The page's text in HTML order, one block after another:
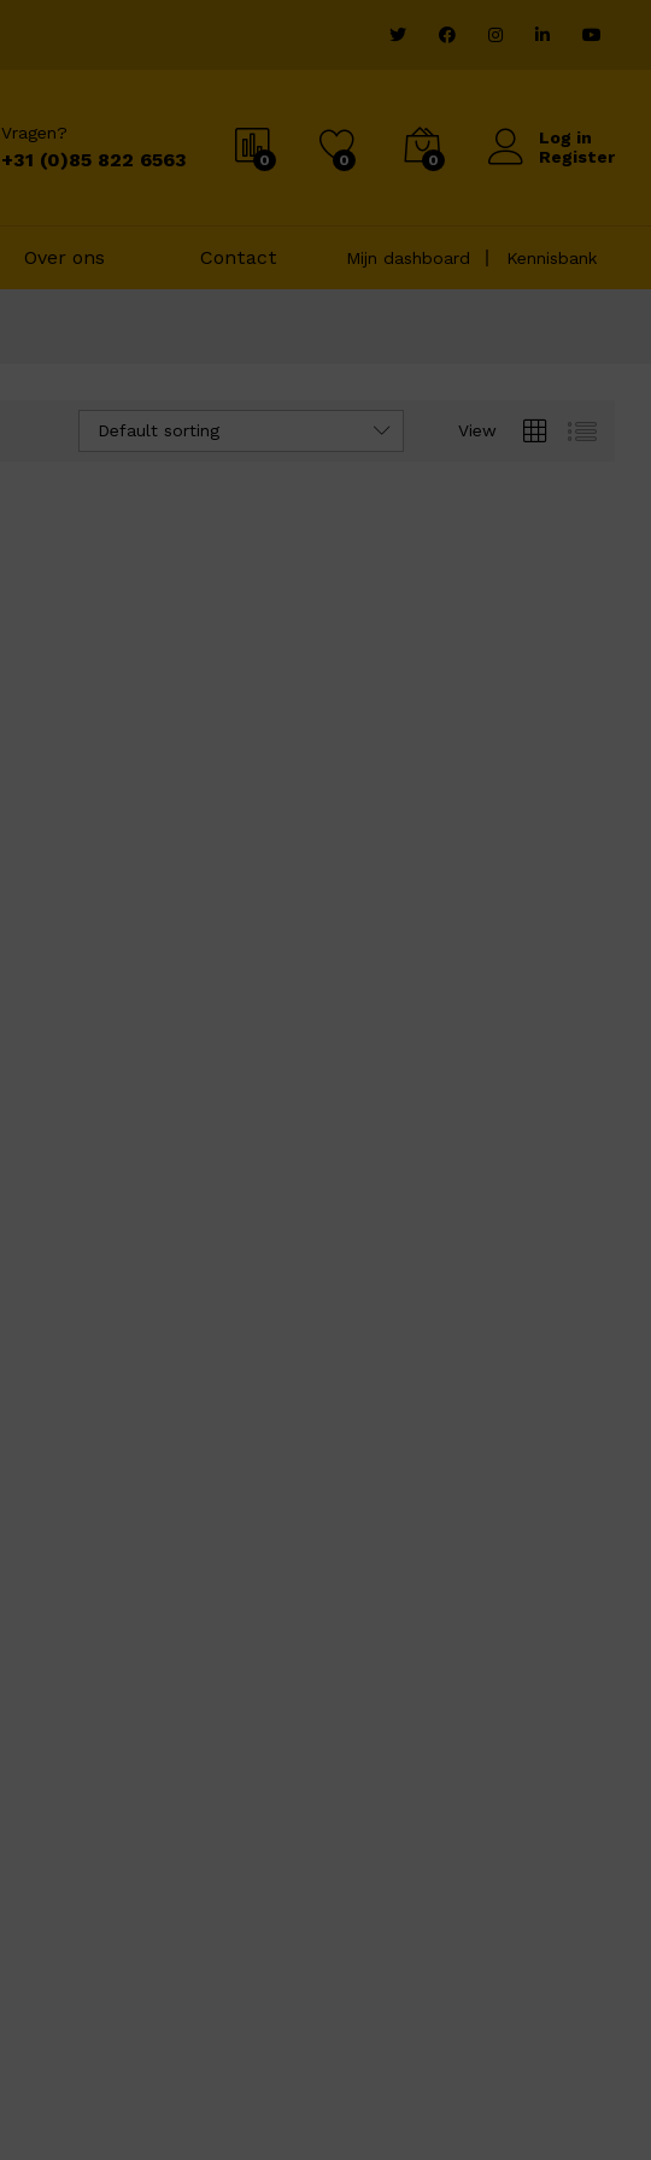
Vragen?
+31 (0)85 822 6563 0 0 0
Log in
Register
Over ons Contact Mijn dashboard Kennisbank
View
Default sorting